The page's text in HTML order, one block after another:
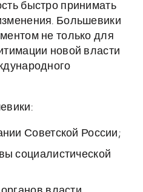
быстро принимать
Большевики
не только для
новой власти
Советской России;
социалистической